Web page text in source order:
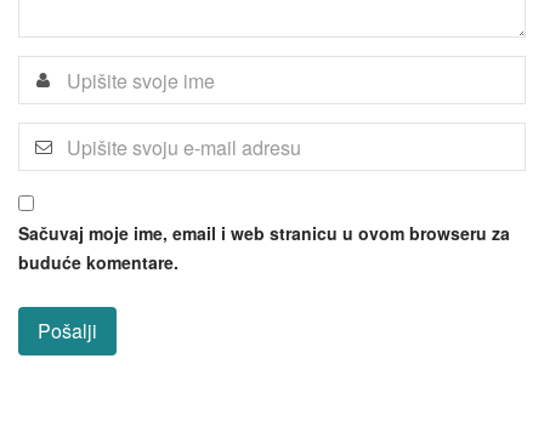
Sačuvaj moje ime, email i web stranicu u ovom browseru za
buduće komentare.